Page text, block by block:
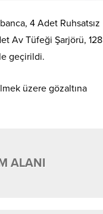
4 Adet Ruhsatsız
Av Tüfeği Şarjörü, 128
geçirildi.
üzere gözaltına
ALANI